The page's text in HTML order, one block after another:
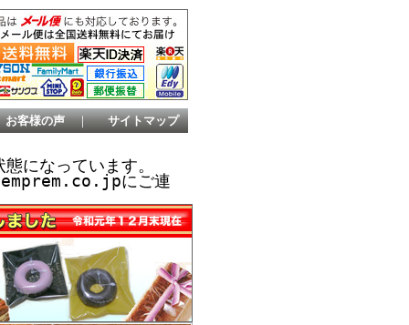
お客様の声 ｜ サイトマップ
になっています。
にご連